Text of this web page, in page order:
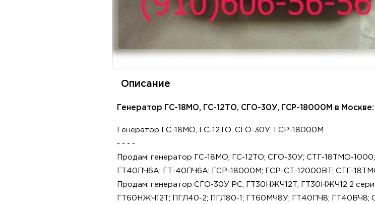
Описание
Генератор ГС-18МО, ГС-12ТО, СГО-30У, ГСР-18000М в Москве:
Генератор ГС-18МО, ГС-12ТО, СГО-30У, ГСР-18000М
- - - -
Продам: генератор ГС-18МО; ГС-12ТО; СГО-30У; СТГ-18ТМО-
ГТ40ПЧ6А; ГТ-40ПЧ6А; ГСР-18000М; ГСР-СТ-12000ВТ; СТГ-
Продам: генератор СГО-30У РС; ГТ30НЖЧ12Т; ГТ30НЖЧ12 2
ГТ60НЖЧ12Т; ПГЛ40-2; ПГЛ80-1; ГТ60МЧ8У; ГТ40ПЧ8; ГТ40ВЧ8;